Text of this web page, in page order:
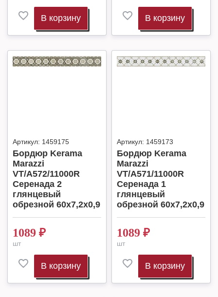
В корзину В корзину
Артикул: 1459175
Бордюр Kerama
Marazzi
VT/A572/11000R
Серенада 2
глянцевый
обрезной 60x7,2x0,9
1089 ₽
шт
В корзину
Артикул: 1459173
Бордюр Kerama
Marazzi
VT/A571/11000R
Серенада 1
глянцевый
обрезной 60x7,2x0,9
1089 ₽
шт
В корзину